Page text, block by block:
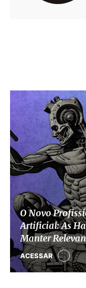
O Novo
Artificial: As
Manter
ACESSAR